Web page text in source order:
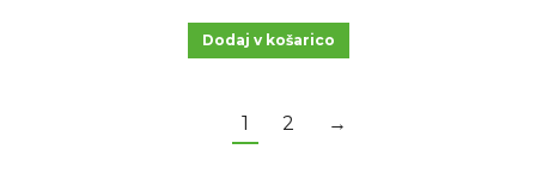
Dodaj v košarico
1 2 →